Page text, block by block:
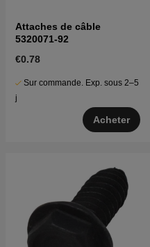
Attaches de câble
5320071-92
€0.78
Sur commande. Exp. sous 2–5
j
Acheter